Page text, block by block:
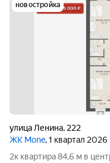
новостройка
улица Ленина, 222
ЖК Mone, 1 квартал 2026
2к квартира 84,6 м в центре города ЖК